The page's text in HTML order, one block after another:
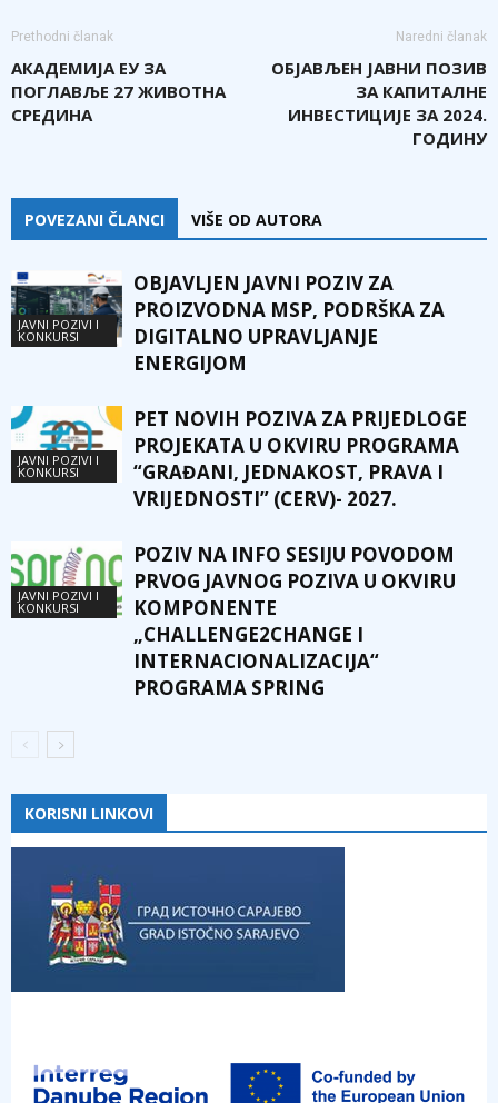
Prethodni članak
АКАДЕМИЈА ЕУ ЗА
ПОГЛАВЉЕ 27 ЖИВОТНА
СРЕДИНА
Naredni članak
ОБЈАВЉЕН ЈАВНИ ПОЗИВ
ЗА КАПИТАЛНЕ
ИНВЕСТИЦИЈЕ ЗА 2024.
ГОДИНУ
POVEZANI ČLANCI VIŠE OD AUTORA
JAVNI POZIVI I
KONKURSI
OBJAVLJEN JAVNI POZIV ZA
PROIZVODNA MSP, PODRŠKA ZA
DIGITALNO UPRAVLJANJE
ENERGIJOM
JAVNI POZIVI I
KONKURSI
PET NOVIH POZIVA ZA PRIJEDLOGE
PROJEKATA U OKVIRU PROGRAMA
“GRAĐANI, JEDNAKOST, PRAVA I
VRIJEDNOSTI” (CERV)- 2027.
JAVNI POZIVI I
KONKURSI
POZIV NA INFO SESIJU POVODOM
PRVOG JAVNOG POZIVA U OKVIRU
KOMPONENTE
„CHALLENGE2CHANGE I
INTERNACIONALIZACIJA“
PROGRAMA SPRING
KORISNI LINKOVI